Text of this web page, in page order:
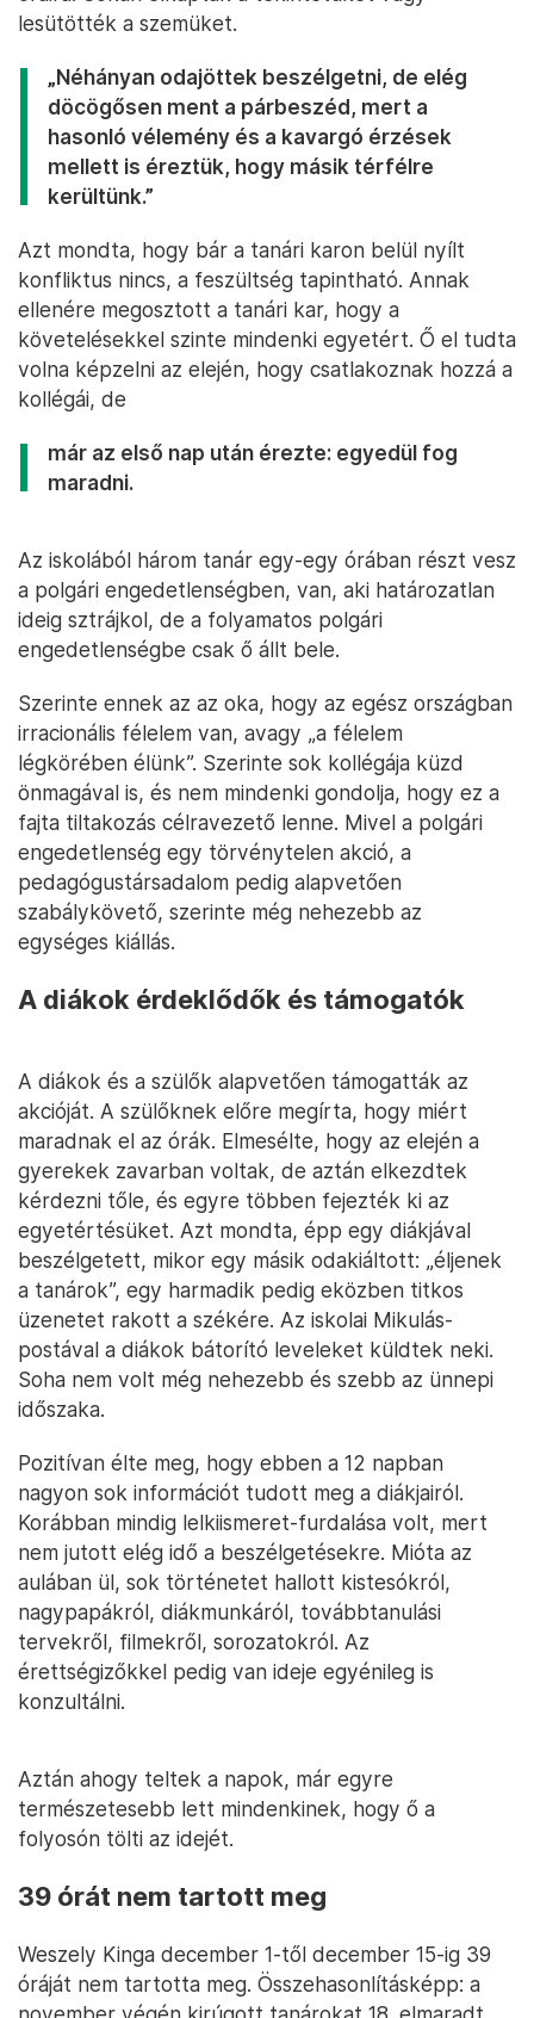
lesütötték a szemüket.
„Néhányan odajöttek beszélgetni, de elég
döcögősen ment a párbeszéd, mert a
hasonló vélemény és a kavargó érzések
mellett is éreztük, hogy másik térfélre
kerültünk.”
Azt mondta, hogy bár a tanári karon belül nyílt
konfliktus nincs, a feszültség tapintható. Annak
ellenére megosztott a tanári kar, hogy a
követelésekkel szinte mindenki egyetért. Ő el tudta
volna képzelni az elején, hogy csatlakoznak hozzá a
kollégái, de
már az első nap után érezte: egyedül fog
maradni.
Az iskolából három tanár egy-egy órában részt vesz
a polgári engedetlenségben, van, aki határozatlan
ideig sztrájkol, de a folyamatos polgári
engedetlenségbe csak ő állt bele.
Szerinte ennek az az oka, hogy az egész országban
irracionális félelem van, avagy „a félelem
légkörében élünk”. Szerinte sok kollégája küzd
önmagával is, és nem mindenki gondolja, hogy ez a
fajta tiltakozás célravezető lenne. Mivel a polgári
engedetlenség egy törvénytelen akció, a
pedagógustársadalom pedig alapvetően
szabálykövető, szerinte még nehezebb az
egységes kiállás.
A diákok érdeklődők és támogatók
A diákok és a szülők alapvetően támogatták az
akcióját. A szülőknek előre megírta, hogy miért
maradnak el az órák. Elmesélte, hogy az elején a
gyerekek zavarban voltak, de aztán elkezdtek
kérdezni tőle, és egyre többen fejezték ki az
egyetértésüket. Azt mondta, épp egy diákjával
beszélgetett, mikor egy másik odakiáltott: „éljenek
a tanárok”, egy harmadik pedig eközben titkos
üzenetet rakott a székére. Az iskolai Mikulás-
postával a diákok bátorító leveleket küldtek neki.
Soha nem volt még nehezebb és szebb az ünnepi
időszaka.
Pozitívan élte meg, hogy ebben a 12 napban
nagyon sok információt tudott meg a diákjairól.
Korábban mindig lelkiismeret-furdalása volt, mert
nem jutott elég idő a beszélgetésekre. Mióta az
aulában ül, sok történetet hallott kistesókról,
nagypapákról, diákmunkáról, továbbtanulási
tervekről, filmekről, sorozatokról. Az
érettségizőkkel pedig van ideje egyénileg is
konzultálni.
Aztán ahogy teltek a napok, már egyre
természetesebb lett mindenkinek, hogy ő a
folyosón tölti az idejét.
39 órát nem tartott meg
Weszely Kinga december 1-től december 15-ig 39
óráját nem tartotta meg. Összehasonlításképp: a